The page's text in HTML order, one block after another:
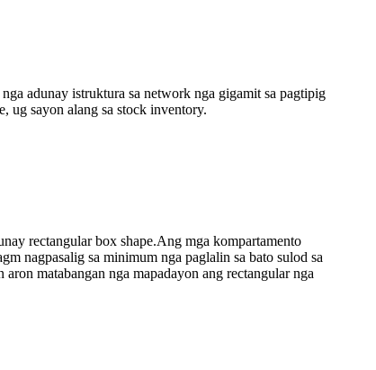
adunay istruktura sa network nga gigamit sa pagtipig
ug sayon ​​alang sa stock inventory.
rectangular box shape.Ang mga kompartamento
nagpasalig sa minimum nga paglalin sa bato sulod sa
matabangan nga mapadayon ang rectangular nga